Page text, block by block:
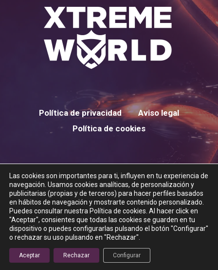
Política de privacidad
Aviso legal
Política de cookies
twitter instagram
© 2026 XTREME WORLD.
Las cookies son importantes para ti, influyen en tu experiencia de
navegación. Usamos cookies analíticas, de personalización y
publicitarias (propias y de terceros) para hacer perfiles basados
en hábitos de navegación y mostrarte contenido personalizado.
Puedes consultar nuestra Política de cookies. Al hacer click en
"Aceptar", consientes que todas las cookies se guarden en tu
dispositivo o puedes configurarlas pulsando el botón "Configurar"
o rechazar su uso pulsando en "Rechazar".
Aceptar Rechazar Configurar